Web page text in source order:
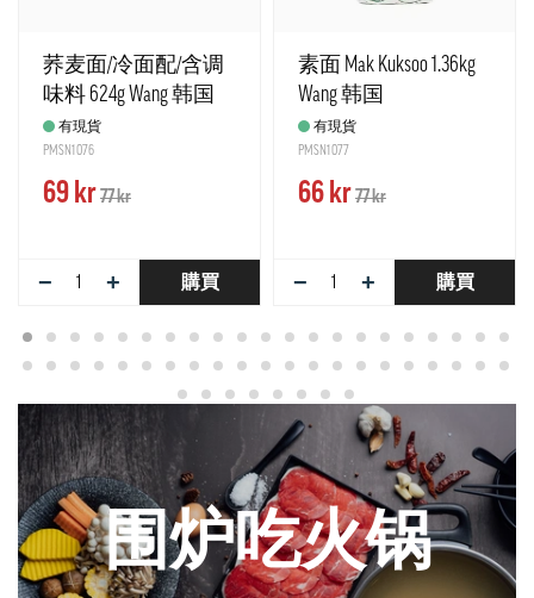
荞麦面/冷面配/含调
味料 624g Wang 韩国
有現貨
PMSN1076
69 kr77 kr
− + 購買
素面 Mak Kuksoo 1.36kg
Wang 韩国
有現貨
PMSN1077
66 kr77 kr
− + 購買
围炉吃火锅